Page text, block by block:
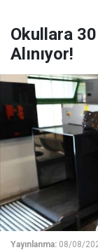
Okullara
Alınıyor!
Yayınlanma: 08/08/